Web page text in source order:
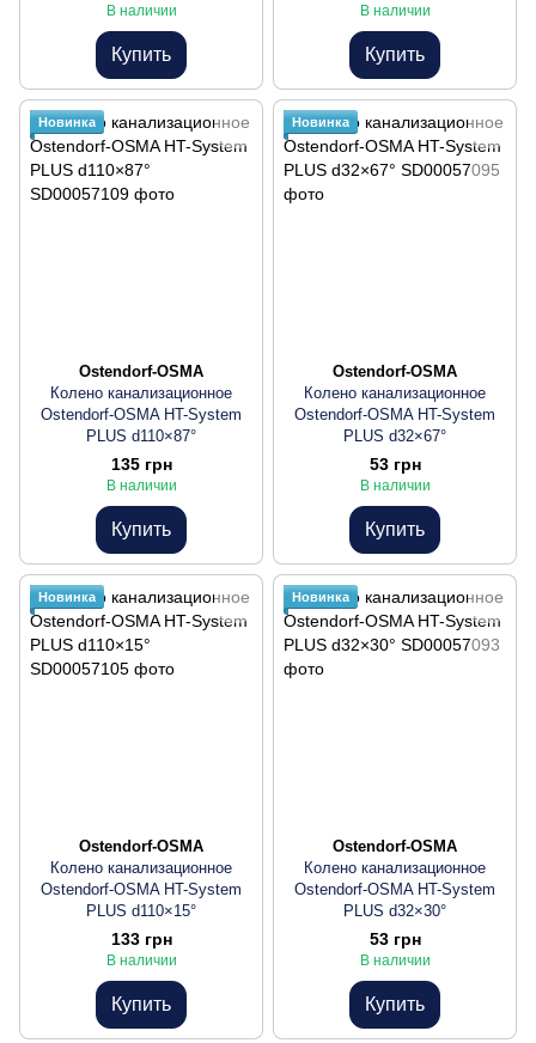
В наличии
Купить
В наличии
Купить
Новинка
Ostendorf-OSMA
Колено канализационное
Ostendorf-OSMA HT-System
PLUS d110×87°
135 грн
В наличии
Купить
Новинка
Ostendorf-OSMA
Колено канализационное
Ostendorf-OSMA HT-System
PLUS d32×67°
53 грн
В наличии
Купить
Новинка
Ostendorf-OSMA
Колено канализационное
Ostendorf-OSMA HT-System
PLUS d110×15°
133 грн
В наличии
Купить
Новинка
Ostendorf-OSMA
Колено канализационное
Ostendorf-OSMA HT-System
PLUS d32×30°
53 грн
В наличии
Купить